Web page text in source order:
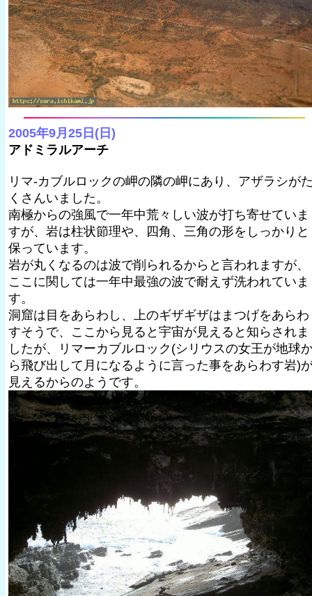
2005年9月25日(日)
アドミラルアーチ
リマ-カブルロックの岬の隣の岬にあり、アザラシが
くさんいました。
南極からの強風で一年中荒々しい波が打ち寄せていま
すが、岩は柱状節理や、四角、三角の形をしっかりと
保っています。
岩が丸くなるのは波で削られるからと言われますが、
ここに関しては一年中最強の波で耐えず洗われていま
す。
洞窟は目をあらわし、上のギザギザはまつげをあらわ
すそうで、ここから見ると宇宙が見えると知らされま
したが、リマーカブルロック(シリウスの女王が地球
ら飛び出して月になるように言った事をあらわす岩)
見えるからのようです。